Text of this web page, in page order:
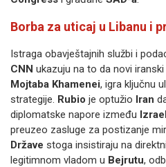
Borba za uticaj u Libanu i
Istraga obavještajnih službi i
CNN ukazuju na to da novi
Mojtaba Khamenei, igra ključnu
strategije. Rubio je optužio Iran
diplomatske napore između
preuzeo zasluge za postizanje
Države stoga insistiraju na
legitimnom vladom u Bejrutu,